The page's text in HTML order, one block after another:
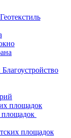
Геотекстиль
Благоустройство
площадок
площадок